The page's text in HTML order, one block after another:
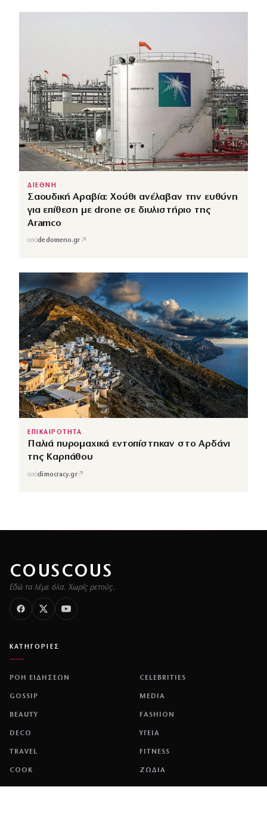
ΔΙΕΘΝΗ
Σαουδική Αραβία: Χούθι ανέλαβαν την ευθύνη
για επίθεση με drone σε διυλιστήριο της
Aramco
απόdedomeno.gr ↗
ΕΠΙΚΑΙΡΟΤΗΤΑ
Παλιά πυρομαχικά εντοπίστηκαν στο Αρδάνι
της Καρπάθου
απόdimocracy.gr↗
COUSCOUS
Εδώ τα λέμε όλα. Χωρίς ρετούς.
ΚΑΤΗΓΟΡΙΕΣ
ΡΟΗ ΕΙΔΗΣΕΩΝ CELEBRITIES
GOSSIP MEDIA
BEAUTY FASHION
DECO ΥΓΕΙΑ
TRAVEL FITNESS
COOK ΖΩΔΙΑ